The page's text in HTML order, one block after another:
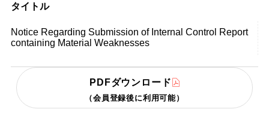
タイトル
Notice Regarding Submission of Internal Control Report
containing Material Weaknesses
PDFダウンロード
（会員登録後に利用可能）